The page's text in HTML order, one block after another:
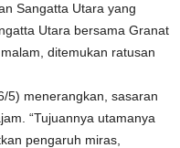
Sangatta Utara yang
Utara bersama Granat
ditemukan ratusan
5) menerangkan, sasaran
“Tujuannya utamanya
pengaruh miras,